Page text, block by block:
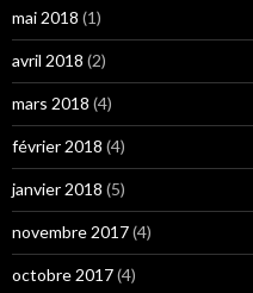
mai 2018 (1)
avril 2018 (2)
mars 2018 (4)
février 2018 (4)
janvier 2018 (5)
novembre 2017(4)
octobre 2017(4)